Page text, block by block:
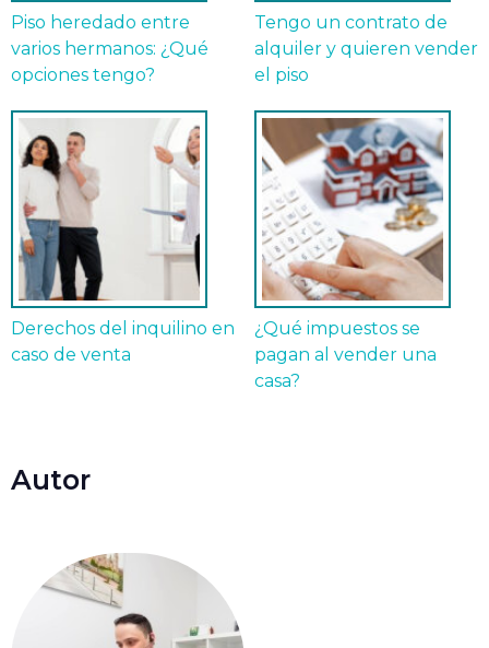
Piso heredado entre
varios hermanos: ¿Qué
opciones tengo?
Tengo un contrato de
alquiler y quieren vender
el piso
Derechos del inquilino en
caso de venta
¿Qué impuestos se
pagan al vender una
casa?
Autor